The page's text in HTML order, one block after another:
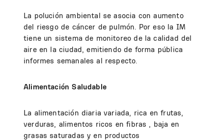
La polución ambiental se asocia con aumento
del riesgo de cáncer de pulmón. Por eso la IM
tiene un sistema de monitoreo de la calidad del
aire en la ciudad, emitiendo de forma pública
informes semanales al respecto.
Alimentación Saludable
La alimentación diaria variada, rica en frutas,
verduras, alimentos ricos en fibras , baja en
grasas saturadas y en productos